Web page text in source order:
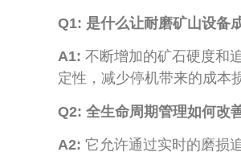
Q1: 是什么让耐磨矿山设备
A1: 不断增加的矿石硬度和
定性，减少停机带来的成本
Q2: 全生命周期管理如何改
A2: 它允许通过实时的磨损